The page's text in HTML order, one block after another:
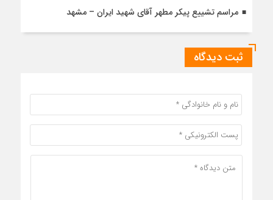
مراسم تشییع پیکر مطهر آقای شهید ایران – مشهد
ثبت دیدگاه